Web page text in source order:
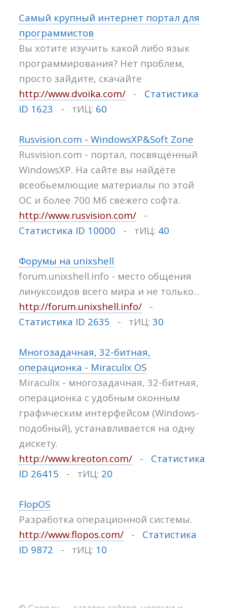
Cамый крупный интернет портал для
программистов
Вы хотите изучить какой либо язык
программирования? Нет проблем,
просто зайдите, скачайте
http://www.dvoika.com/ - Статистика
ID 1623 - тИЦ: 60
Rusvision.com - WindowsXP&Soft Zone
Rusvision.com - портал, посвящённый
WindowsXP. На сайте вы найдёте
всеобьемлющие материалы по этой
ОС и более 700 Мб свежего софта.
http://www.rusvision.com/ -
Статистика ID 10000 - тИЦ: 40
Форумы на unixshell
forum.unixshell.info - место общения
линуксоидов всего мира и не только...
http://forum.unixshell.info/ -
Статистика ID 2635 - тИЦ:30
Многозадачная, 32-битная,
операционка - Miraculix OS
Miraculix - многозадачная, 32-битная,
операционка с удобным оконным
графическим интерфейсом (Windows-
подобный), устанавливается на одну
дискету.
http://www.kreoton.com/ - Статистика
ID 26415 - тИЦ: 20
FlopOS
Разработка операционной системы.
http://www.flopos.com/ - Статистика
ID 9872 - тИЦ: 10